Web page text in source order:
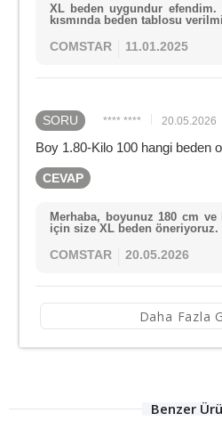
XL beden uygundur efendim.
kısmında beden tablosu
COMSTAR 11.01.2025
SORU **** **** 20.05.2026
Boy 1.80-Kilo 100 hangi beden
CEVAP
Merhaba, boyunuz 180 cm
için size XL beden öneriyoruz.
COMSTAR 20.05.2026
Daha Fazla
Benzer